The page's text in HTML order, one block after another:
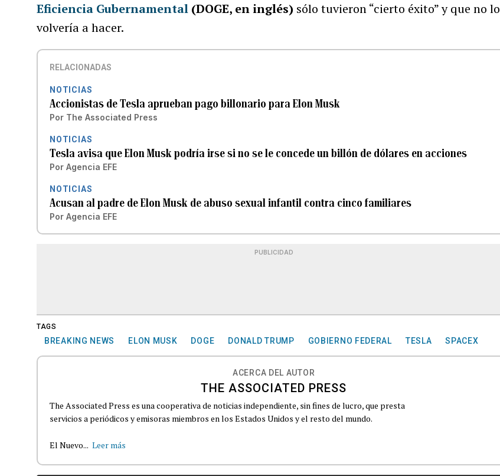
Eficiencia Gubernamental (DOGE, en inglés) sólo tuvieron “cierto éxito” y que no lo
volvería a hacer.
RELACIONADAS
NOTICIAS
Accionistas de Tesla aprueban pago billonario para Elon Musk
Por The Associated Press
NOTICIAS
Tesla avisa que Elon Musk podría irse si no se le concede un billón de dólares en acciones
Por Agencia EFE
NOTICIAS
Acusan al padre de Elon Musk de abuso sexual infantil contra cinco familiares
Por Agencia EFE
PUBLICIDAD
TAGS
BREAKING NEWS ELON MUSK DOGE DONALD TRUMP GOBIERNO FEDERAL TESLA SPACEX
ACERCA DEL AUTOR
THE ASSOCIATED PRESS
The Associated Press es una cooperativa de noticias independiente, sin fines de lucro, que presta
servicios a periódicos y emisoras miembros en los Estados Unidos y el resto del mundo.
El Nuevo... Leer más